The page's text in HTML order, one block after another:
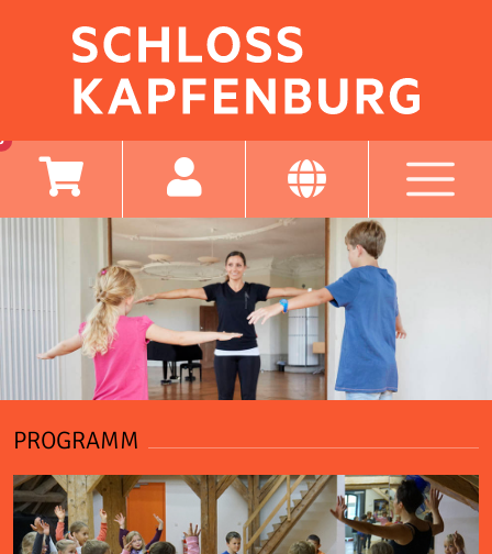
PROGRAMM